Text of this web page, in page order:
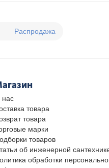
Распродажа
товара
товара
марки
товаров
об инженерной
обработки